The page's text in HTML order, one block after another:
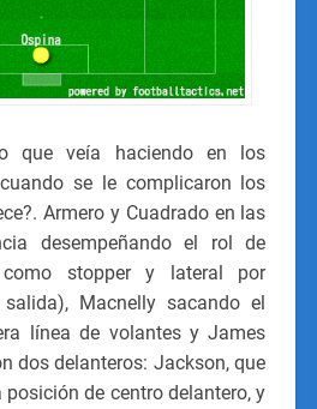
que veía haciendo en los
se le complicaron los
Armero y Cuadrado en las
desempeñando el rol de
stopper y lateral por
Macnelly sacando el
línea de volantes y James
dos delanteros: Jackson, que
de centro delantero, y